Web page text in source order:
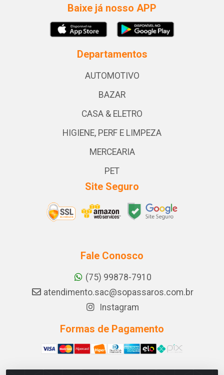
Baixe já nosso APP
Departamentos
AUTOMOTIVO
BAZAR
CASA & ELETRO
HIGIENE, PERF E LIMPEZA
MERCEARIA
PET
Site Seguro
Fale Conosco
(75) 99878-7910
atendimento.sac@sopassaros.com.br
Instagram
Formas de Pagamento